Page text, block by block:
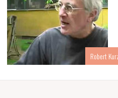
Robert